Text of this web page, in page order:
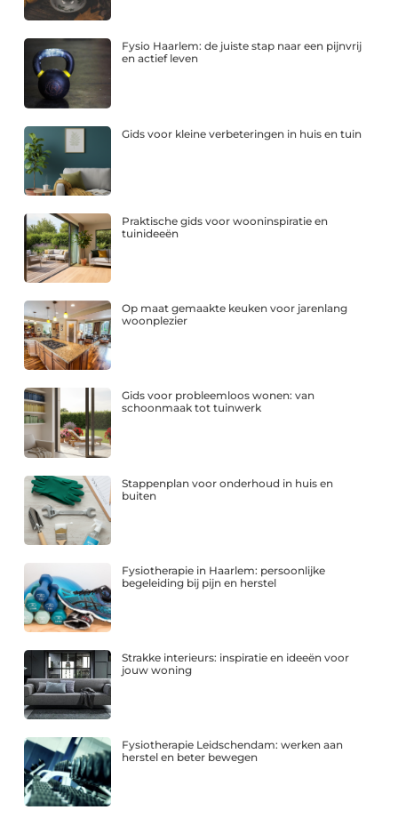
Fysio Haarlem: de juiste stap naar een pijnvrij
en actief leven
Gids voor kleine verbeteringen in huis en tuin
Praktische gids voor wooninspiratie en
tuinideeën
Op maat gemaakte keuken voor jarenlang
woonplezier
Gids voor probleemloos wonen: van
schoonmaak tot tuinwerk
Stappenplan voor onderhoud in huis en
buiten
Fysiotherapie in Haarlem: persoonlijke
begeleiding bij pijn en herstel
Strakke interieurs: inspiratie en ideeën voor
jouw woning
Fysiotherapie Leidschendam: werken aan
herstel en beter bewegen